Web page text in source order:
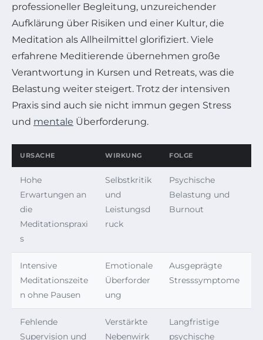
professioneller Begleitung, unzureichender
Aufklärung über Risiken und einer Kultur, die
Meditation als Allheilmittel glorifiziert. Viele
erfahrene Meditierende übernehmen große
Verantwortung in Kursen und Retreats, was die
Belastung weiter steigert. Trotz der intensiven
Praxis sind auch sie nicht immun gegen Stress
und mentale Überforderung.
URSACHE WIRKUNG FOLGE
Hohe
Erwartungen an
die
Meditationspraxi
s
Selbstkritik
und
Leistungsd
ruck
Psychische
Belastung und
Burnout
Intensive
Meditationszeite
n ohne Pausen
Emotionale
Überforder
ung
Ausgeprägte
Stresssymptome
Fehlende
Supervision und
Verstärkte
Nebenwirk
Langfristige
psychische